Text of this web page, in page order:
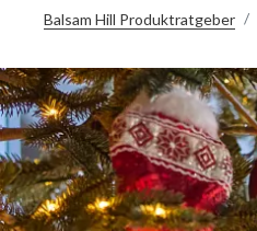
Balsam Hill Produktratgeber